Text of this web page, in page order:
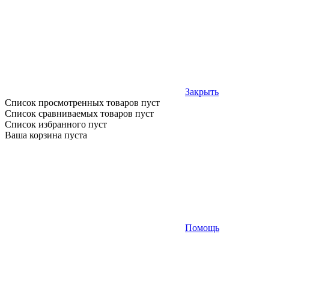
Закрыть
Список просмотренных товаров пуст
Список сравниваемых товаров пуст
Список избранного пуст
Ваша корзина пуста
Помощь